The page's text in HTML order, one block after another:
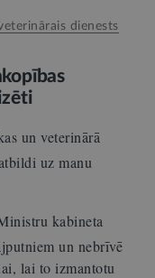
dienests
un veterinārā
uz manu
kabineta
un nebrīvē
lai to izmantotu